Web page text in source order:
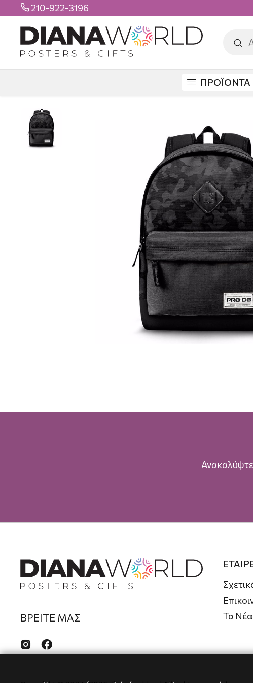
 210-922-3196
ΠΡΟΪΟΝΤΑ
Ανακαλύψτε
ΒΡΕΙΤΕ ΜΑΣ
 
Τα